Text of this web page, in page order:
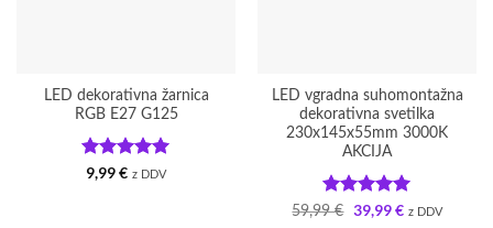
LED dekorativna žarnica
RGB E27 G125
Ocenjeno5
9,99€ z DDV
LED vgradna suhomontažna
dekorativna svetilka
230x145x55mm 3000K
AKCIJA
Ocenjeno5
59,99€
Izvirna
39,99€Trenutna
z DDV